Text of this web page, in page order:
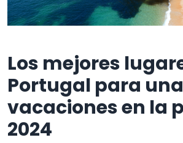
Los mejores
Portugal para
vacaciones en la
2024